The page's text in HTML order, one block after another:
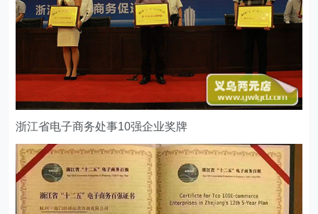
浙江省电子商务处事10强企业奖牌